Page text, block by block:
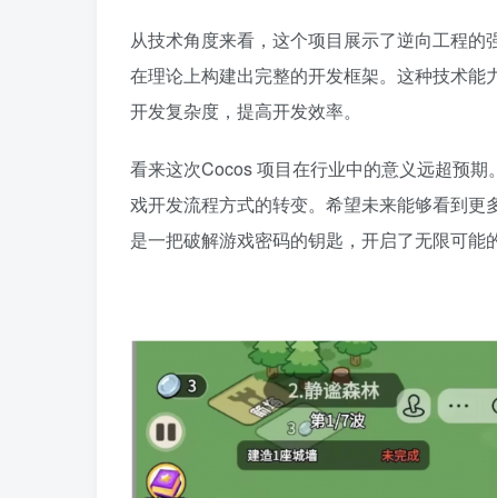
从技术角度来看，这个项目展示了逆向工程的
在理论上构建出完整的开发框架。这种技术
开发复杂度，提高开发效率。
看来这次Cocos 项目在行业中的意义远超预
戏开发流程方式的转变。希望未来能够看到
是一把破解游戏密码的钥匙，开启了无限可能